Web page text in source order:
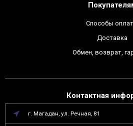
Способы
Доставка
Обмен, возврат,
Контактная
г. Магадан, ул. Речная, 81